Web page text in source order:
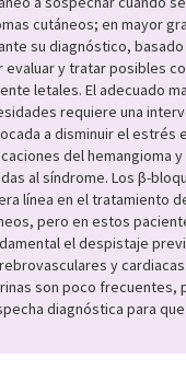
cutáneos; en mayor
su diagnóstico,
evaluar y tratar posibles
letales. El adecuado
requiere una
a disminuir el estrés
del hemangioma y
al síndrome. Los β-
línea en el tratamiento
pero en estos
el despistaje
y
son poco frecuentes,
diagnóstica para